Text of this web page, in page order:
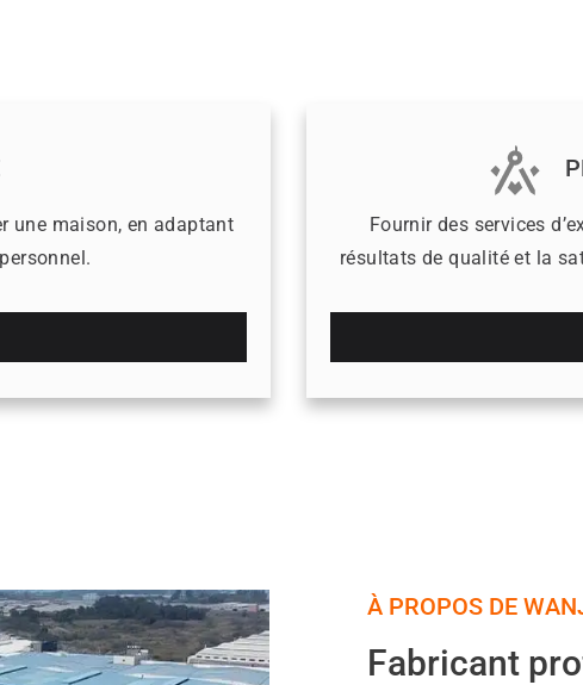
une maison, en adaptant
Fournir des services
résultats de qualité et la
À PROPOS DE
Fabricant